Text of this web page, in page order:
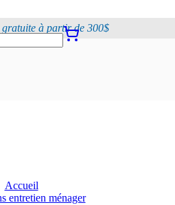
à partir de 300$
Accueil
entretien ménager